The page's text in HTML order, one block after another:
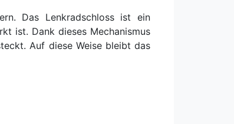
Das Lenkradschloss ist ein
ist. Dank dieses Mechanismus
Auf diese Weise bleibt das